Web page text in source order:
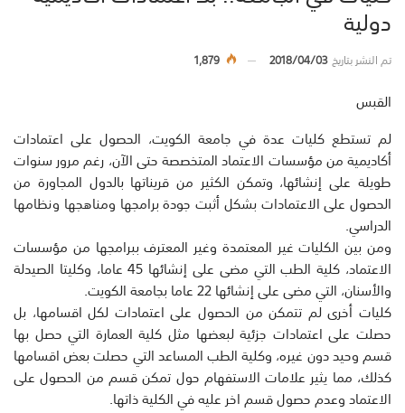
دولية
تم النشر بتاريخ2018/04/03
1,879
القبس
لم تستطع كليات عدة في جامعة الكويت، الحصول على اعتمادات
أكاديمية من مؤسسات الاعتماد المتخصصة حتى الآن، رغم مرور سنوات
طويلة على إنشائها، وتمكن الكثير من قريناتها بالدول المجاورة من
الحصول على الاعتمادات بشكل أثبت جودة برامجها ومناهجها ونظامها
الدراسي.
ومن بين الكليات غير المعتمدة وغير المعترف ببرامجها من مؤسسات
الاعتماد، كلية الطب التي مضى على إنشائها 45 عاما، وكليتا الصيدلة
والأسنان، التي مضى على إنشائها 22 عاما بجامعة الكويت.
كليات أخرى لم تتمكن من الحصول على اعتمادات لكل اقسامها، بل
حصلت على اعتمادات جزئية لبعضها مثل كلية العمارة التي حصل بها
قسم وحيد دون غيره، وكلية الطب المساعد التي حصلت بعض اقسامها
كذلك، مما يثير علامات الاستفهام حول تمكن قسم من الحصول على
الاعتماد وعدم حصول قسم اخر عليه في الكلية ذاتها.